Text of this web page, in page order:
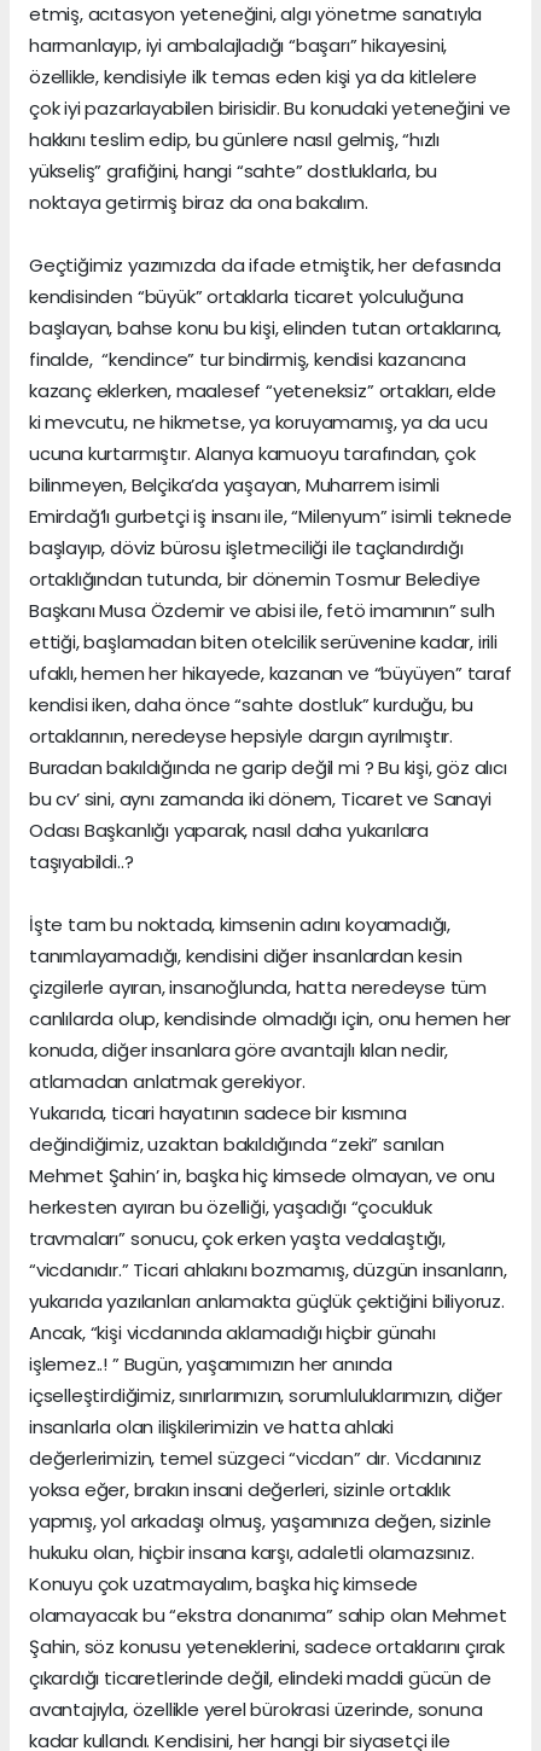
etmiş, acıtasyon yeteneğini, algı yönetme sanatıyla
harmanlayıp, iyi ambalajladığı “başarı” hikayesini,
özellikle, kendisiyle ilk temas eden kişi ya da kitlelere
çok iyi pazarlayabilen birisidir. Bu konudaki yeteneğini ve
hakkını teslim edip, bu günlere nasıl gelmiş, “hızlı
yükseliş” grafiğini, hangi “sahte” dostluklarla, bu
noktaya getirmiş biraz da ona bakalım.
Geçtiğimiz yazımızda da ifade etmiştik, her defasında
kendisinden “büyük” ortaklarla ticaret yolculuğuna
başlayan, bahse konu bu kişi, elinden tutan ortaklarına,
finalde, “kendince” tur bindirmiş, kendisi kazancına
kazanç eklerken, maalesef “yeteneksiz” ortakları, elde
ki mevcutu, ne hikmetse, ya koruyamamış, ya da ucu
ucuna kurtarmıştır. Alanya kamuoyu tarafından, çok
bilinmeyen, Belçika’da yaşayan, Muharrem isimli
Emirdağ’lı gurbetçi iş insanı ile, “Milenyum” isimli teknede
başlayıp, döviz bürosu işletmeciliği ile taçlandırdığı
ortaklığından tutunda, bir dönemin Tosmur Belediye
Başkanı Musa Özdemir ve abisi ile, fetö imamının” sulh
ettiği, başlamadan biten otelcilik serüvenine kadar, irili
ufaklı, hemen her hikayede, kazanan ve “büyüyen” taraf
kendisi iken, daha önce “sahte dostluk” kurduğu, bu
ortaklarının, neredeyse hepsiyle dargın ayrılmıştır.
Buradan bakıldığında ne garip değil mi ? Bu kişi, göz alıcı
bu cv’ sini, aynı zamanda iki dönem, Ticaret ve Sanayi
Odası Başkanlığı yaparak, nasıl daha yukarılara
taşıyabildi..?
İşte tam bu noktada, kimsenin adını koyamadığı,
tanımlayamadığı, kendisini diğer insanlardan kesin
çizgilerle ayıran, insanoğlunda, hatta neredeyse tüm
canlılarda olup, kendisinde olmadığı için, onu hemen her
konuda, diğer insanlara göre avantajlı kılan nedir,
atlamadan anlatmak gerekiyor.
Yukarıda, ticari hayatının sadece bir kısmına
değindiğimiz, uzaktan bakıldığında “zeki” sanılan
Mehmet Şahin’ in, başka hiç kimsede olmayan, ve onu
herkesten ayıran bu özelliği, yaşadığı “çocukluk
travmaları” sonucu, çok erken yaşta vedalaştığı,
“vicdanıdır.” Ticari ahlakını bozmamış, düzgün insanların,
yukarıda yazılanları anlamakta güçlük çektiğini biliyoruz.
Ancak, “kişi vicdanında aklamadığı hiçbir günahı
işlemez..! ” Bugün, yaşamımızın her anında
içselleştirdiğimiz, sınırlarımızın, sorumluluklarımızın, diğer
insanlarla olan ilişkilerimizin ve hatta ahlaki
değerlerimizin, temel süzgeci “vicdan” dır. Vicdanınız
yoksa eğer, bırakın insani değerleri, sizinle ortaklık
yapmış, yol arkadaşı olmuş, yaşamınıza değen, sizinle
hukuku olan, hiçbir insana karşı, adaletli olamazsınız.
Konuyu çok uzatmayalım, başka hiç kimsede
olamayacak bu “ekstra donanıma” sahip olan Mehmet
Şahin, söz konusu yeteneklerini, sadece ortaklarını çırak
çıkardığı ticaretlerinde değil, elindeki maddi gücün de
avantajıyla, özellikle yerel bürokrasi üzerinde, sonuna
kadar kullandı. Kendisini, her hangi bir siyasetçi ile